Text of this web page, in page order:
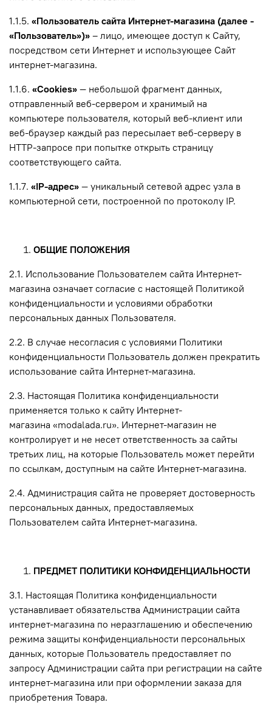
1.1.5. «Пользователь сайта Интернет-магазина (далее -
«Пользователь»)» – лицо, имеющее доступ к Сайту,
посредством сети Интернет и использующее Сайт
интернет-магазина.
1.1.6. «Cookies» — небольшой фрагмент данных,
отправленный веб-сервером и хранимый на
компьютере пользователя, который веб-клиент или
веб-браузер каждый раз пересылает веб-серверу в
HTTP-запросе при попытке открыть страницу
соответствующего сайта.
1.1.7. «IP-адрес» — уникальный сетевой адрес узла в
компьютерной сети, построенной по протоколу IP.
ОБЩИЕ ПОЛОЖЕНИЯ
2.1. Использование Пользователем сайта Интернет-
магазина означает согласие с настоящей Политикой
конфиденциальности и условиями обработки
персональных данных Пользователя.
2.2. В случае несогласия с условиями Политики
конфиденциальности Пользователь должен прекратить
использование сайта Интернет-магазина.
2.3. Настоящая Политика конфиденциальности
применяется только к сайту Интернет-
магазина «modalada.ru». Интернет-магазин не
контролирует и не несет ответственность за сайты
третьих лиц, на которые Пользователь может перейти
по ссылкам, доступным на сайте Интернет-магазина.
2.4. Администрация сайта не проверяет достоверность
персональных данных, предоставляемых
Пользователем сайта Интернет-магазина.
ПРЕДМЕТ ПОЛИТИКИ КОНФИДЕНЦИАЛЬНОСТИ
3.1. Настоящая Политика конфиденциальности
устанавливает обязательства Администрации сайта
интернет-магазина по неразглашению и обеспечению
режима защиты конфиденциальности персональных
данных, которые Пользователь предоставляет по
запросу Администрации сайта при регистрации на сайте
интернет-магазина или при оформлении заказа для
приобретения Товара.